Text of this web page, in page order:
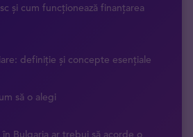
și cum funcționează finanțarea
definiție și concepte esențiale
să o alegi
Bulgaria ar trebui să acorde o